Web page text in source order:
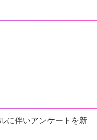
に伴いアンケートを新